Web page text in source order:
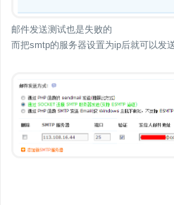
邮件发送测试也是失败的
而把smtp的服务器设置为ip后就可以发